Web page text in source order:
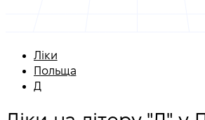
Ліки
Польща
Д